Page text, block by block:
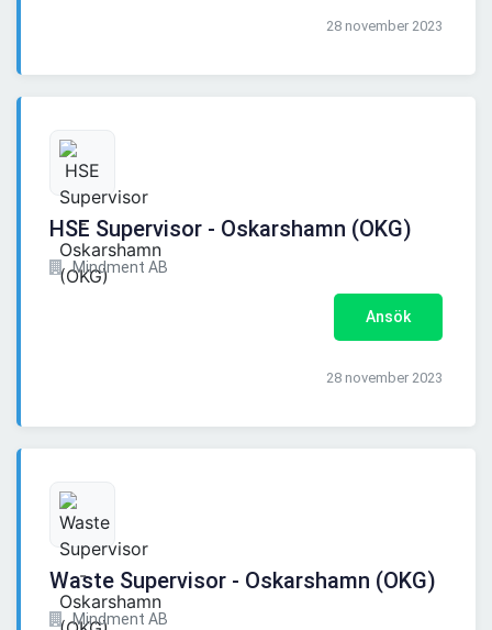
28 november 2023
HSE Supervisor - Oskarshamn (OKG)
Mindment AB
Ansök
28 november 2023
Waste Supervisor - Oskarshamn (OKG)
Mindment AB